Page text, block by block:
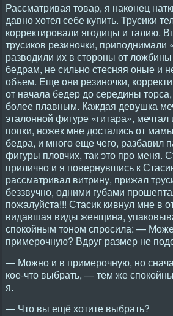
Рассматривая товар, я наконец
давно хотел себе купить. Трусики
корректировали ягодицы и талию.
трусиков резиночки, приподнимали
разводили их в стороны от
бедрам, не сильно стесняя оные и
объем. Еще они резиночки,
от начала бедер до середины
более плавным. Каждая девушка
эталонной фигуре «гитара»,
попки, ножек мне достались от
бедра, и много еще чего, разбавил
фигуры пловчих, так это про меня.
прилично и я повернувшись к
рассматривал витрину, прижал
беззвучно, одними губами
пожалуйста!!! Стасик кивнул мне в
видавшая виды женщина,
спокойным тоном спросила: —
примерочную? Вдруг размер не
— Можно и в примерочную, но
кое-что выбрать, — тем же
я.
— Что вы ещё хотите выбрать?